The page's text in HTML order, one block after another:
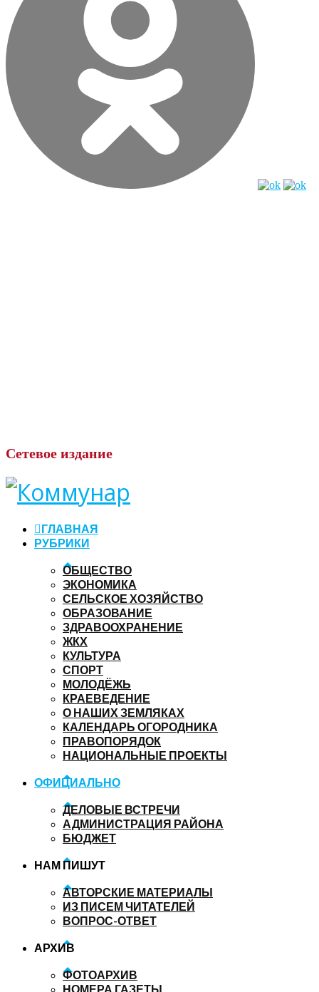
Сетевое издание
ГЛАВНАЯ
РУБРИКИ
ОБЩЕСТВО
ЭКОНОМИКА
СЕЛЬСКОЕ ХОЗЯЙСТВО
ОБРАЗОВАНИЕ
ЗДРАВООХРАНЕНИЕ
ЖКХ
КУЛЬТУРА
СПОРТ
МОЛОДЁЖЬ
КРАЕВЕДЕНИЕ
О НАШИХ ЗЕМЛЯКАХ
КАЛЕНДАРЬ ОГОРОДНИКА
ПРАВОПОРЯДОК
НАЦИОНАЛЬНЫЕ ПРОЕКТЫ
ОФИЦИАЛЬНО
ДЕЛОВЫЕ ВСТРЕЧИ
АДМИНИСТРАЦИЯ РАЙОНА
БЮДЖЕТ
НАМ ПИШУТ
АВТОРСКИЕ МАТЕРИАЛЫ
ИЗ ПИСЕМ ЧИТАТЕЛЕЙ
ВОПРОС-ОТВЕТ
АРХИВ
ФОТОАРХИВ
НОМЕРА ГАЗЕТЫ